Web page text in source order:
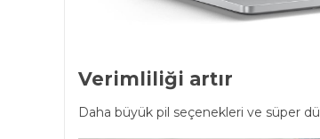
Verimliliği artır
Daha büyük pil seçenekleri ve süper